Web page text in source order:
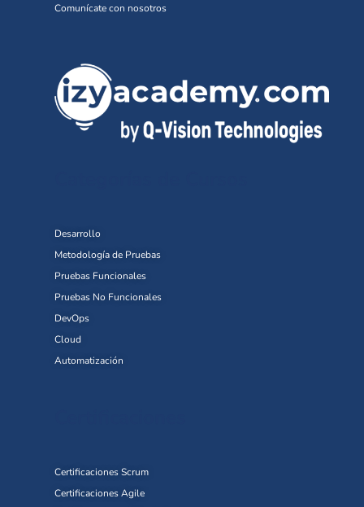
Comunícate con nosotros
Desarrollo
Metodología de Pruebas
Pruebas Funcionales
Pruebas No Funcionales
DevOps
Cloud
Automatización
Certificaciones Scrum
Certificaciones Agile